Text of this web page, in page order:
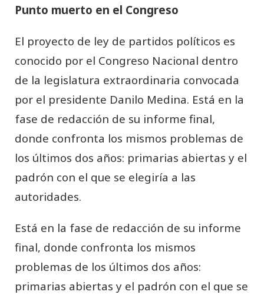
Punto muerto en el Congreso
El proyecto de ley de partidos políticos es
conocido por el Congreso Nacional dentro
de la legislatura extraordinaria convocada
por el presidente Danilo Medina. Está en la
fase de redacción de su informe final,
donde confronta los mismos problemas de
los últimos dos años: primarias abiertas y el
padrón con el que se elegiría a las
autoridades.
Está en la fase de redacción de su informe
final, donde confronta los mismos
problemas de los últimos dos años:
primarias abiertas y el padrón con el que se